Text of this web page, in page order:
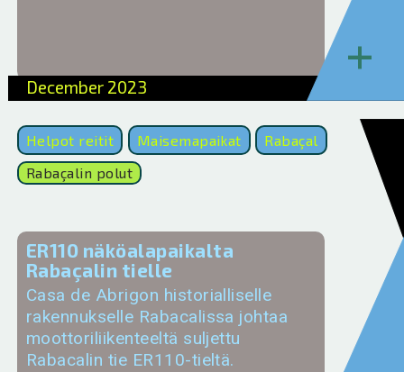
December 2023
+
Helpot reitit Maisemapaikat
Rabaçal
Rabaçalin polut
ER110 näköalapaikalta
Rabaçalin tielle
Casa de Abrigon historialliselle
rakennukselle Rabacalissa johtaa
moottoriliikenteeltä suljettu
Rabacalin tie ER110-tieltä.